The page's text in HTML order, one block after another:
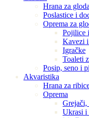
Hrana za
Poslastice i
Oprema za
Pojilice
Kavezi
Igračke
Toaleti
Posip, seno i
Akvaristika
Hrana za
Oprema
Ukrasi i